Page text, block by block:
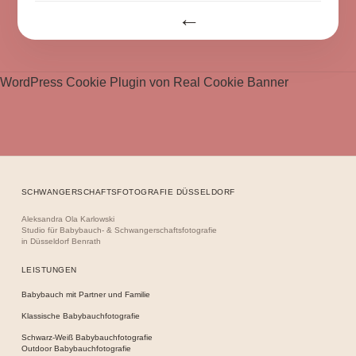
WordPress Cookie Plugin von Real Cookie Banner
SCHWANGERSCHAFTSFOTOGRAFIE DÜSSELDORF
Aleksandra Ola Karlowski
Studio für Babybauch- & Schwangerschaftsfotografie
in Düsseldorf Benrath
LEISTUNGEN
Babybauch mit Partner und Familie
Klassische Babybauchfotografie
Schwarz-Weiß Babybauchfotografie
Outdoor Babybauchfotografie